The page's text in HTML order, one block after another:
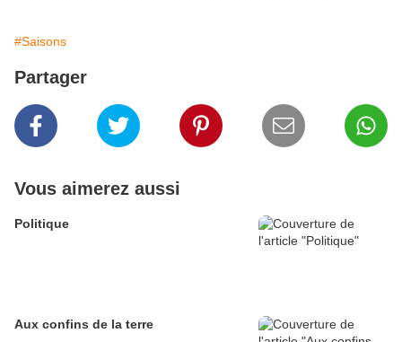
#Saisons
Partager
Vous aimerez aussi
Politique
Aux confins de la terre